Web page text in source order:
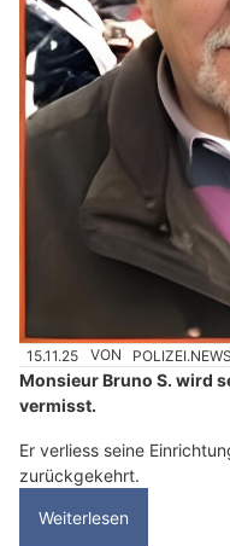
15.11.25 VON
Monsieur Bruno S. wird
vermisst.
Er verliess seine
zurückgekehrt.
Weiterlesen